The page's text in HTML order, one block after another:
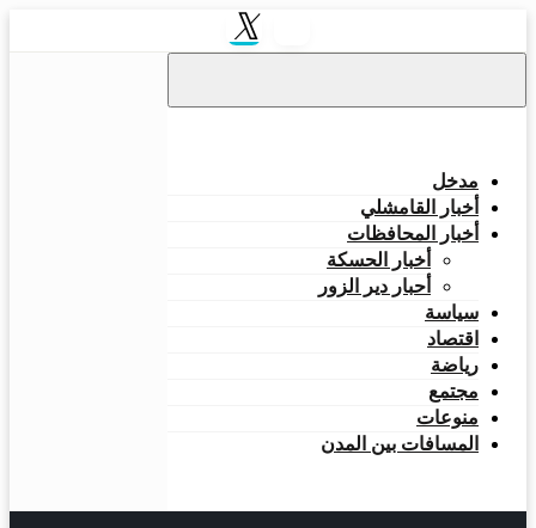
مدخل
أخبار القامشلي
أخبار المحافظات
أخبار الحسكة
أحبار دير الزور
سياسة
اقتصاد
رياضة
مجتمع
منوعات
المسافات بين المدن